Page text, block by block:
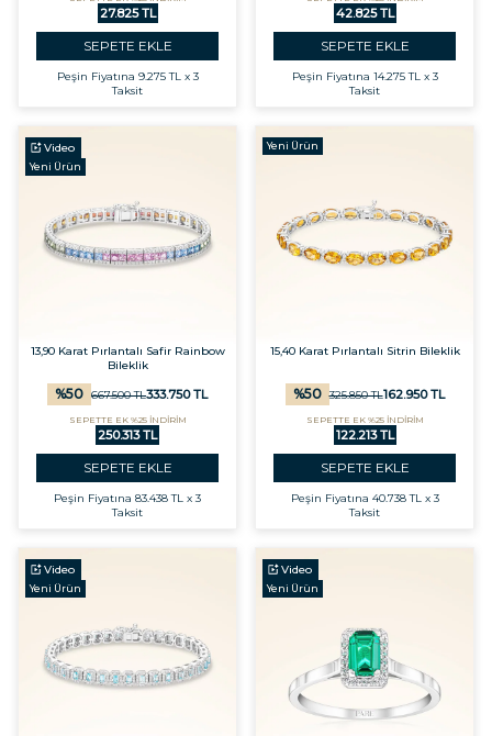
27.825 TL
SEPETE EKLE
Peşin Fiyatına 9.275 TL x 3
Taksit
42.825 TL
SEPETE EKLE
Peşin Fiyatına 14.275 TL x 3
Taksit
Video
Yeni Ürün
13,90 Karat Pırlantalı Safir Rainbow
Bileklik
%50 667.500TL333.750TL
SEPETTE EK %25 İNDİRİM
250.313 TL
SEPETE EKLE
Peşin Fiyatına 83.438 TL x 3
Taksit
Yeni Ürün
15,40 Karat Pırlantalı Sitrin Bileklik
%50 325.850TL162.950TL
SEPETTE EK %25 İNDİRİM
122.213 TL
SEPETE EKLE
Peşin Fiyatına 40.738 TL x 3
Taksit
Video
Yeni Ürün
Video
Yeni Ürün